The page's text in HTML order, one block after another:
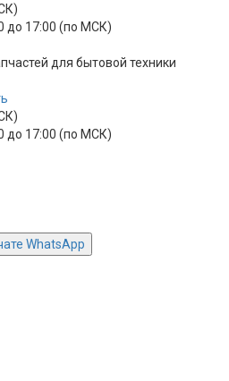
до 17:00 (по МСК)
для бытовой техники
до 17:00 (по МСК)
WhatsApp